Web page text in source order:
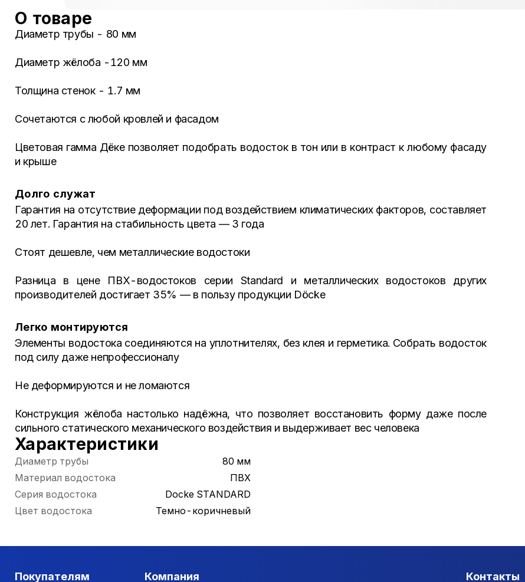
О товаре
Диаметр трубы - 80 мм
Диаметр жёлоба -120 мм
Толщина стенок - 1.7 мм
Сочетаются с любой кровлей и фасадом
Цветовая гамма Дёке позволяет подобрать водосток в тон или в контраст к любому фасаду
и крыше
Долго служат
Гарантия на отсутствие деформации под воздействием климатических факторов, составляет
20 лет. Гарантия на стабильность цвета — 3 года
Стоят дешевле, чем металлические водостоки
Разница в цене ПВХ-водостоков серии Standard и металлических водостоков других
производителей достигает 35% — в пользу продукции Döcke
Легко монтируются
Элементы водостока соединяются на уплотнителях, без клея и герметика. Собрать водосток
под силу даже непрофессионалу
Не деформируются и не ломаются
Конструкция жёлоба настолько надёжна, что позволяет восстановить форму даже после
сильного статического механического воздействия и выдерживает вес человека
Характеристики
Диаметр трубы
80 мм
Материал водостока
ПВХ
Серия водостока
Docke STANDARD
Цвет водостока
Темно-коричневый
Покупателям Компания Контакты